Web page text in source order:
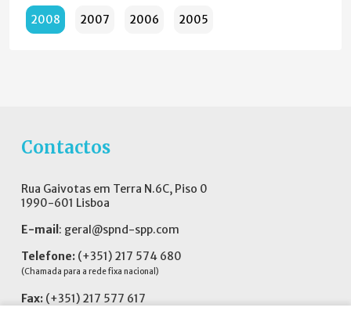
2008 2007 2006 2005
Contactos
Rua Gaivotas em Terra N.6C, Piso 0
1990-601 Lisboa
E-mail : geral@spnd-spp.com
Telefone: (+351) 217 574 680
(Chamada para a rede fixa nacional)
Fax: (+351) 217 577 617